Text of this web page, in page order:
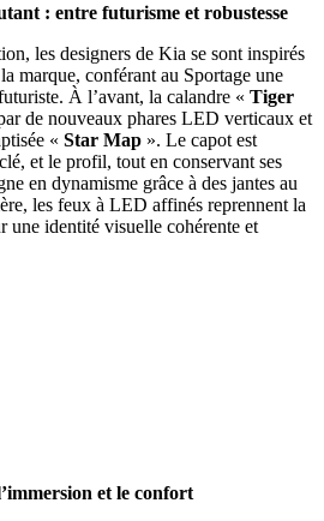
: entre futurisme et robustesse
les designers de Kia se sont inspirés
marque, conférant au Sportage une
À l’avant, la calandre « Tiger
de nouveaux phares LED verticaux et
« Star Map ». Le capot est
et le profil, tout en conservant ses
en dynamisme grâce à des jantes au
les feux à LED affinés reprennent la
une identité visuelle cohérente et
et le confort